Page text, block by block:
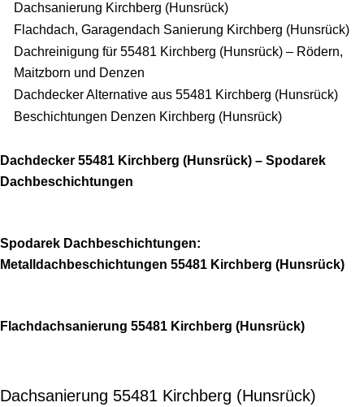
Dachsanierung Kirchberg (Hunsrück)
Flachdach, Garagendach Sanierung Kirchberg (Hunsrück)
Dachreinigung für 55481 Kirchberg (Hunsrück) – Rödern,
Maitzborn und Denzen
Dachdecker Alternative aus 55481 Kirchberg (Hunsrück)
Beschichtungen Denzen Kirchberg (Hunsrück)
Dachdecker 55481 Kirchberg (Hunsrück) – Spodarek
Dachbeschichtungen
Spodarek Dachbeschichtungen:
Metalldachbeschichtungen 55481 Kirchberg (Hunsrück)
Flachdachsanierung 55481 Kirchberg (Hunsrück)
Dachsanierung 55481 Kirchberg (Hunsrück)